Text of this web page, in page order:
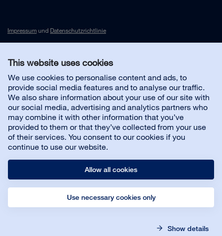
This website uses cookies
We use cookies to personalise content and ads, to
provide social media features and to analyse our traffic.
We also share information about your use of our site with
our social media, advertising and analytics partners who
may combine it with other information that you’ve
provided to them or that they’ve collected from your use
of their services. You consent to our cookies if you
continue to use our website.
Allow all cookies
Use necessary cookies only
Show details
Impressumund Datenschutzrichtlinie
Kontakt
Kundenservice
Über uns